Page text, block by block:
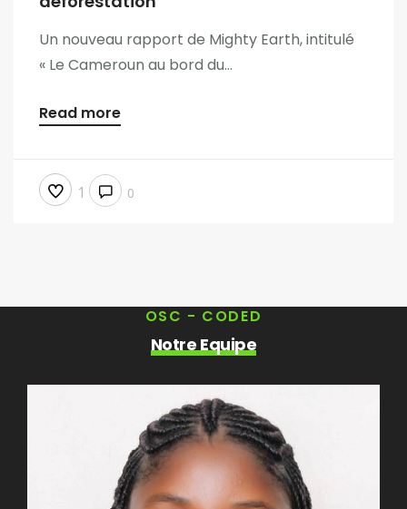
Un nouveau rapport de Mighty Earth, intitulé
« Le Cameroun au bord du...
Read more
1 0
OSC - CODED
Notre Equipe